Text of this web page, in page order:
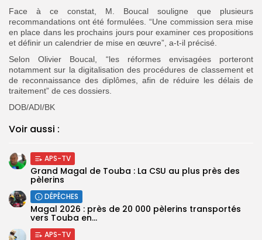
Face à ce constat, M. Boucal souligne que plusieurs
recommandations ont été formulées. “Une commission sera mise
en place dans les prochains jours pour examiner ces propositions
et définir un calendrier de mise en œuvre”, a-t-il précisé.
Selon Olivier Boucal, “les réformes envisagées porteront
notamment sur la digitalisation des procédures de classement et
de reconnaissance des diplômes, afin de réduire les délais de
traitement” de ces dossiers.
DOB/ADI/BK
Voir aussi :
APS-TV
Grand Magal de Touba : La CSU au plus près des
pèlerins
DÉPÊCHES
Magal 2026 : près de 20 000 pèlerins transportés
vers Touba en...
APS-TV